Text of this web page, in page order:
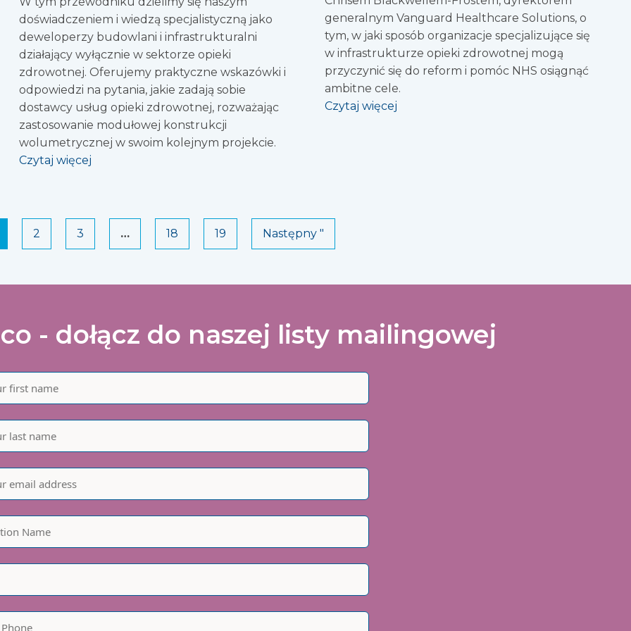
doświadczeniem i wiedzą specjalistyczną jako
deweloperzy budowlani i infrastrukturalni
działający wyłącznie w sektorze opieki
zdrowotnej. Oferujemy praktyczne wskazówki i
odpowiedzi na pytania, jakie zadają sobie
dostawcy usług opieki zdrowotnej, rozważając
zastosowanie modułowej konstrukcji
wolumetrycznej w swoim kolejnym projekcie.
Czytaj więcej
generalnym Vanguard Healthcare Solutions, o
tym, w jaki sposób organizacje specjalizujące się
w infrastrukturze opieki zdrowotnej mogą
przyczynić się do reform i pomóc NHS osiągnąć
ambitne cele.
Czytaj więcej
2 3 … 18 19 Następny "
- dołącz do naszej listy mailingowej